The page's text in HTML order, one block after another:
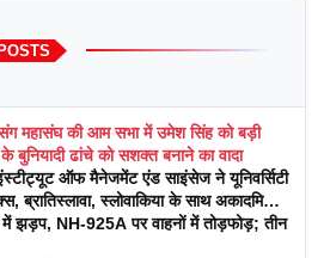
POSTS
महासंघ की आम सभा में उमेश सिंह को बड़ी
के बुनियादी ढांचे को सशक्त बनाने का वादा
इंस्टीट्यूट ऑफ मैनेजमेंट एंड साइंसेज ने यूनिवर्सिटी
ब्रातिस्लावा, स्लोवाकिया के साथ अकादमिक
पर एक दिवसीय कार्यशाला का
में झड़प, NH-925A पर वाहनों में तोड़फोड़; तीन